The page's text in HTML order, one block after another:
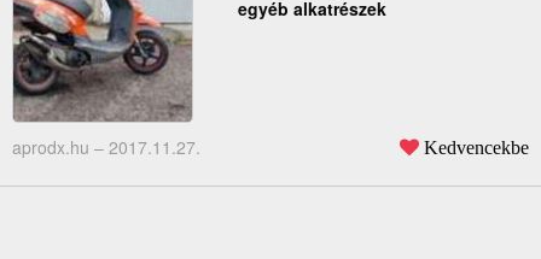
egyéb alkatrészek
aprodx.hu – 2017.11.27. Kedvencekbe